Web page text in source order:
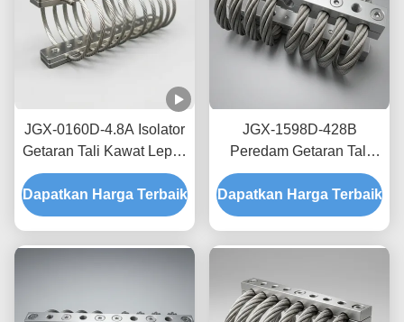
JGX-0160D-4.8A Isolator
Getaran Tali Kawat Lepas
Pantai Laut Bebas
Perawatan Shock Mount
Baja Tahan Karat
Dapatkan Harga Terbaik
JGX-1598D-428B
Peredam Getaran Tali
Kawat Tanpa Creep,
Gesekan Bebas Oli,
Peredam untuk
Dapatkan Harga Terbaik